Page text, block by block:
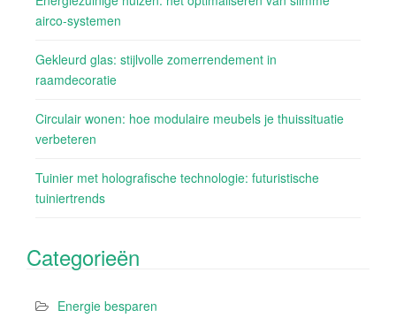
airco-systemen
Gekleurd glas: stijlvolle zomerrendement in
raamdecoratie
Circulair wonen: hoe modulaire meubels je thuissituatie
verbeteren
Tuinier met holografische technologie: futuristische
tuiniertrends
Categorieën
Energie besparen